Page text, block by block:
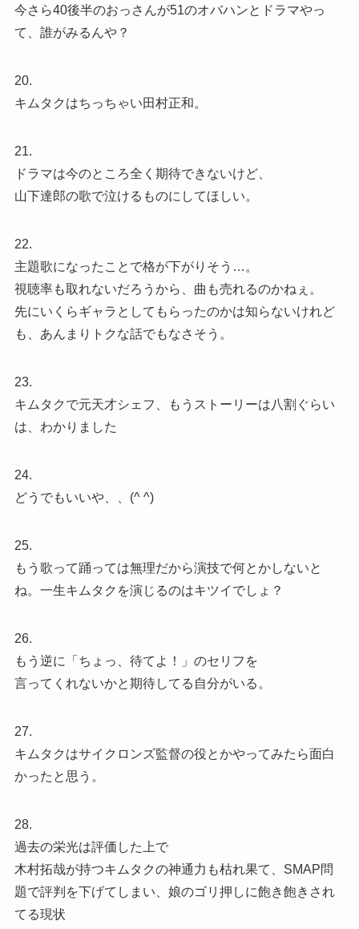
今さら40後半のおっさんが51のオバハンとドラマやっ
て、誰がみるんや？
20.
キムタクはちっちゃい田村正和。
21.
ドラマは今のところ全く期待できないけど、
山下達郎の歌で泣けるものにしてほしい。
22.
主題歌になったことで格が下がりそう…。
視聴率も取れないだろうから、曲も売れるのかねぇ。
先にいくらギャラとしてもらったのかは知らないけれど
も、あんまりトクな話でもなさそう。
23.
キムタクで元天才シェフ、もうストーリーは八割ぐらい
は、わかりました
24.
どうでもいいや、、(^ ^)
25.
もう歌って踊っては無理だから演技で何とかしないと
ね。一生キムタクを演じるのはキツイでしょ？
26.
もう逆に「ちょっ、待てよ！」のセリフを
言ってくれないかと期待してる自分がいる。
27.
キムタクはサイクロンズ監督の役とかやってみたら面白
かったと思う。
28.
過去の栄光は評価した上で
木村拓哉が持つキムタクの神通力も枯れ果て、SMAP問
題で評判を下げてしまい、娘のゴリ押しに飽き飽きされ
てる現状